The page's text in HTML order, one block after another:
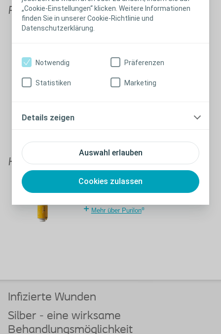
„Cookie-Einstellungen“ klicken. Weitere Informationen
finden Sie in unserer Cookie-Richtlinie und
Datenschutzerklärung.
Auswahl erlauben
Cookies zulassen
Notwendig Präferenzen
Statistiken Marketing
Details zeigen
Faserverbände und Alginate
Mehr über Biatain
Hydrogel
Purilon Gel
Mehr über Purilon®
Infizierte Wunden
Silber - eine wirksame
Behandlungsmöglichkeit